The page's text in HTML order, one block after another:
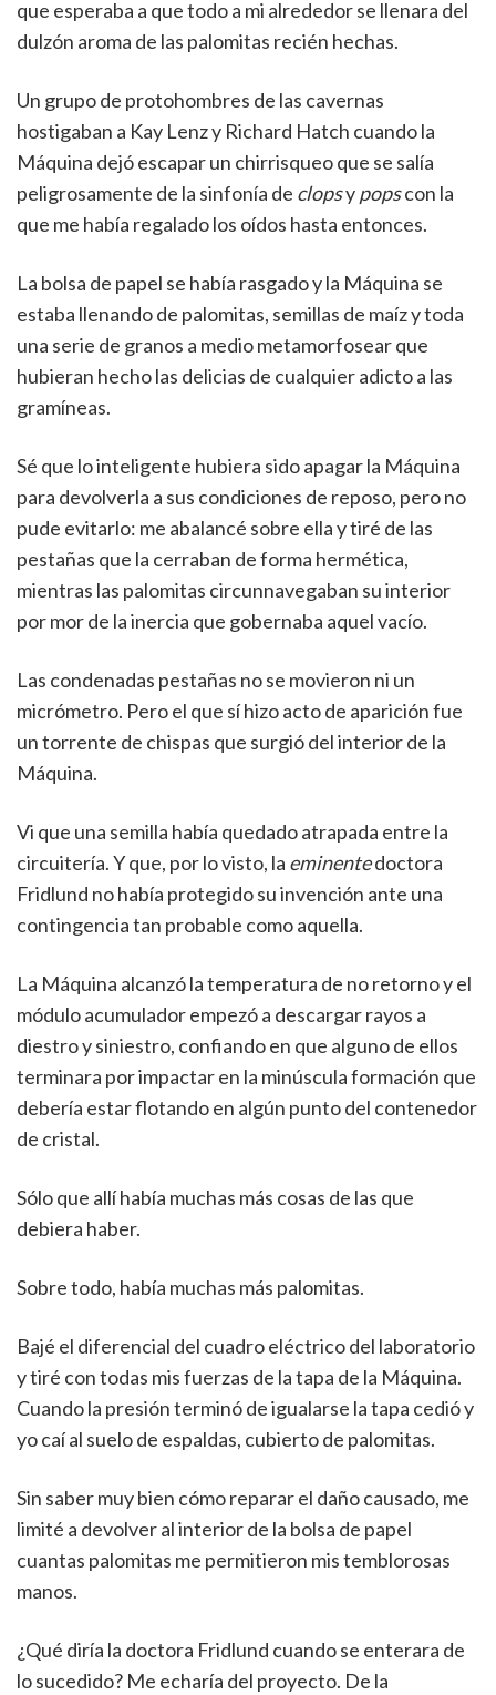
que esperaba a que todo a mi alrededor se llenara del
dulzón aroma de las palomitas recién hechas.
Un grupo de protohombres de las cavernas
hostigaban a Kay Lenz y Richard Hatch cuando la
Máquina dejó escapar un chirrisqueo que se salía
peligrosamente de la sinfonía de clopsypopscon la
que me había regalado los oídos hasta entonces.
La bolsa de papel se había rasgado y la Máquina se
estaba llenando de palomitas, semillas de maíz y toda
una serie de granos a medio metamorfosear que
hubieran hecho las delicias de cualquier adicto a las
gramíneas.
Sé que lo inteligente hubiera sido apagar la Máquina
para devolverla a sus condiciones de reposo, pero no
pude evitarlo: me abalancé sobre ella y tiré de las
pestañas que la cerraban de forma hermética,
mientras las palomitas circunnavegaban su interior
por mor de la inercia que gobernaba aquel vacío.
Las condenadas pestañas no se movieron ni un
micrómetro. Pero el que sí hizo acto de aparición fue
un torrente de chispas que surgió del interior de la
Máquina.
Vi que una semilla había quedado atrapada entre la
circuitería. Y que, por lo visto, la eminentedoctora
Fridlund no había protegido su invención ante una
contingencia tan probable como aquella.
La Máquina alcanzó la temperatura de no retorno y el
módulo acumulador empezó a descargar rayos a
diestro y siniestro, confiando en que alguno de ellos
terminara por impactar en la minúscula formación que
debería estar flotando en algún punto del contenedor
de cristal.
Sólo que allí había muchas más cosas de las que
debiera haber.
Sobre todo, había muchas más palomitas.
Bajé el diferencial del cuadro eléctrico del laboratorio
y tiré con todas mis fuerzas de la tapa de la Máquina.
Cuando la presión terminó de igualarse la tapa cedió y
yo caí al suelo de espaldas, cubierto de palomitas.
Sin saber muy bien cómo reparar el daño causado, me
limité a devolver al interior de la bolsa de papel
cuantas palomitas me permitieron mis temblorosas
manos.
¿Qué diría la doctora Fridlund cuando se enterara de
lo sucedido? Me echaría del proyecto. De la